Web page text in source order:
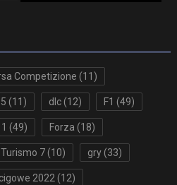
Competizione (11)
(11) dlc(12) F1 (49)
(49) Forza (18)
7(10) gry(33)
2022(12)